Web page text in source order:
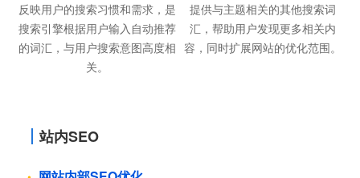
反映用户的搜索习惯和需求，是
搜索引擎根据用户输入自动推荐
的词汇，与用户搜索意图高度相
关。
提供与主题相关的其他搜索词
汇，帮助用户发现更多相关内
容，同时扩展网站的优化范围。
站内SEO